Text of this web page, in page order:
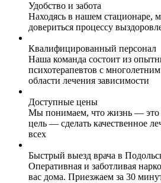
Удобство и забота
Находясь в нашем стационаре,
довериться процессу
Квалифицированный персонал
Наша команда состоит из
психотерапевтов с
области лечения зависимости
Доступные цены
Мы понимаем, что жизнь — это
цель — сделать качественное
всех
Быстрый выезд врача в
Оперативная и заботливая
вас дома. Приезжаем за 30